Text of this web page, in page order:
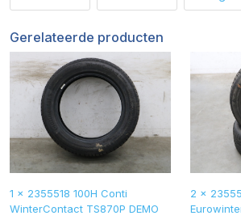
Gerelateerde producten
1 x 2355518 100H Conti
WinterContact TS870P DEMO
2 x